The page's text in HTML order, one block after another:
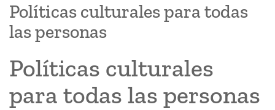
Políticas culturales para todas
las personas
Políticas culturales
para todas las personas